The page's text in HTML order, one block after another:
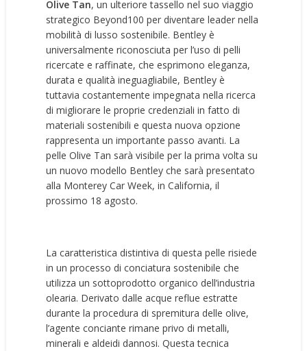
Olive Tan, un ulteriore tassello nel suo viaggio
strategico Beyond100 per diventare leader nella
mobilità di lusso sostenibile. Bentley è
universalmente riconosciuta per l’uso di pelli
ricercate e raffinate, che esprimono eleganza,
durata e qualità ineguagliabile, Bentley è
tuttavia costantemente impegnata nella ricerca
di migliorare le proprie credenziali in fatto di
materiali sostenibili e questa nuova opzione
rappresenta un importante passo avanti. La
pelle Olive Tan sarà visibile per la prima volta su
un nuovo modello Bentley che sarà presentato
alla Monterey Car Week, in California, il
prossimo 18 agosto.
La caratteristica distintiva di questa pelle risiede
in un processo di conciatura sostenibile che
utilizza un sottoprodotto organico dell’industria
olearia. Derivato dalle acque reflue estratte
durante la procedura di spremitura delle olive,
l’agente conciante rimane privo di metalli,
minerali e aldeidi dannosi. Questa tecnica